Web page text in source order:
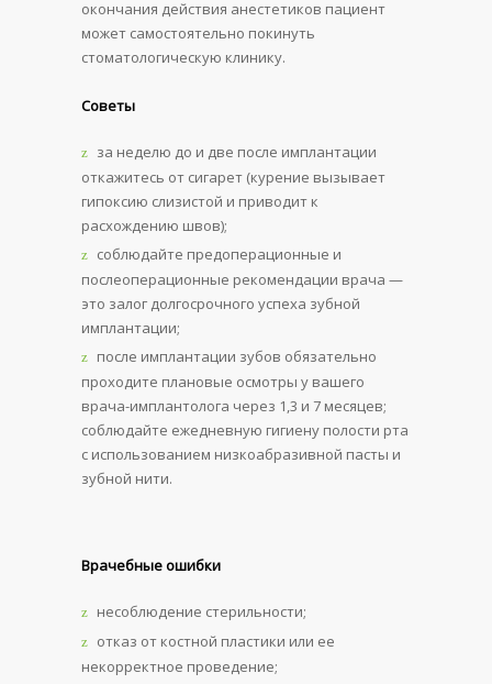
окончания действия анестетиков пациент
может самостоятельно покинуть
стоматологическую клинику.
Советы
за неделю до и две после имплантации
откажитесь от сигарет (курение вызывает
гипоксию слизистой и приводит к
расхождению швов);
соблюдайте предоперационные и
послеоперационные рекомендации врача —
это залог долгосрочного успеха зубной
имплантации;
после имплантации зубов обязательно
проходите плановые осмотры у вашего
врача-имплантолога через 1,3 и 7 месяцев;
соблюдайте ежедневную гигиену полости рта
с использованием низкоабразивной пасты и
зубной нити.
Врачебные ошибки
несоблюдение стерильности;
отказ от костной пластики или ее
некорректное проведение;